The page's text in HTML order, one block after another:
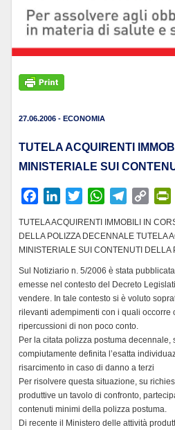
27.06.2006 - ECONOMIA
TUTELA ACQUIRENTI
MINISTERIALE SUI
c
e
o
k
n
k
d
n
i
t
r
W
a
t
A
p
p
l
e
a
m
C
p
y
n
k
i
F
r
i
l
TUTELA ACQUIRENTI IMMOBILI IN
DELLA POLIZZA DECENNALE TUTELA
MINISTERIALE SUI CONTENUTI DELLA
Sul Notiziario n. 5/2006 è stata
emesse nel contesto del Decreto
vendere. In tale contesto si è voluto
rilevanti adempimenti con i quali
ripercussioni di non poco conto.
Per la citata polizza postuma
compiutamente definita l’esatta
risarcimento in caso di danno a terzi
Per risolvere questa situazione, su
produttive un tavolo di confronto,
contenuti minimi della polizza postuma.
Di recente il Ministero delle attività